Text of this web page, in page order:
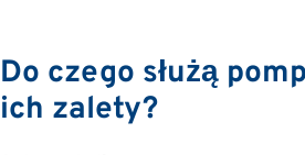
Do czego służą
ich zalety?